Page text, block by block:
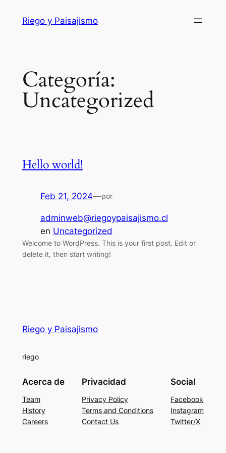
Riego y Paisajismo
Categoría:
Uncategorized
Hello world!
Feb 21, 2024—por
adminweb@riegoypaisajismo.cl
en Uncategorized
Welcome to WordPress. This is your first post. Edit or
delete it, then start writing!
Riego y Paisajismo
riego
Acerca de
Team
History
Careers
Privacidad
Privacy Policy
Terms and Conditions
Contact Us
Social
Facebook
Instagram
Twitter/X